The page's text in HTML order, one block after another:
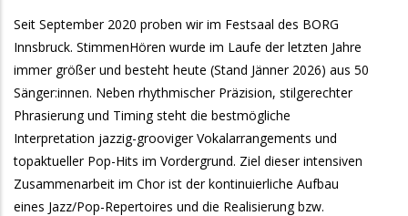
Seit September 2020 proben wir im Festsaal des BORG
Innsbruck. StimmenHören wurde im Laufe der letzten Jahre
immer größer und besteht heute (Stand Jänner 2026) aus 50
Sänger:innen. Neben rhythmischer Präzision, stilgerechter
Phrasierung und Timing steht die bestmögliche
Interpretation jazzig-grooviger Vokalarrangements und
topaktueller Pop-Hits im Vordergrund. Ziel dieser intensiven
Zusammenarbeit im Chor ist der kontinuierliche Aufbau
eines Jazz/Pop-Repertoires und die Realisierung bzw.